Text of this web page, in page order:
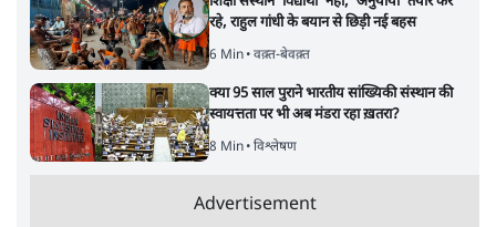
रहे, राहुल गांधी के बयान से छिड़ी नई बहस
6 Min• वक़्त-बेवक़्त
क्या 95 साल पुराने भारतीय सांख्यिकी संस्थान की
स्वायत्तता पर भी अब मंडरा रहा ख़तरा?
8 Min• विश्लेषण
Advertisement